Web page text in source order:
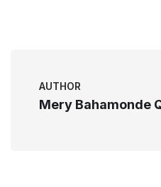
AUTHOR
Mery Bahamonde